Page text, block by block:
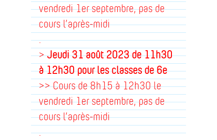
vendredi 1er septembre, pas de
cours l’après-midi
.
>Jeudi 31 août 2023 de 11h30
à 12h30pour les classes de 6e
>> Cours de 8h15 à 12h30 le
vendredi 1er septembre, pas de
cours l’après-midi
.